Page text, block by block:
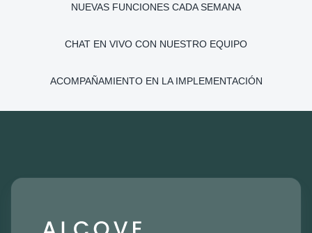
NUEVAS FUNCIONES CADA SEMANA
CHAT EN VIVO CON NUESTRO EQUIPO
ACOMPAÑAMIENTO EN LA IMPLEMENTACIÓN